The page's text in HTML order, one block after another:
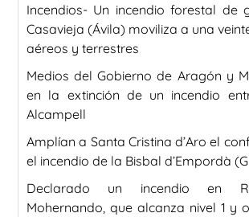
Incendios- Un incendio forestal de
Casavieja (Ávila) moviliza a una
aéreos y terrestres
Medios del Gobierno de Aragón y
en la extinción de un incendio
Alcampell
Amplían a Santa Cristina d’Aro el
el incendio de la Bisbal d’Empordà
Declarado un incendio en
Mohernando, que alcanza nivel 1 y